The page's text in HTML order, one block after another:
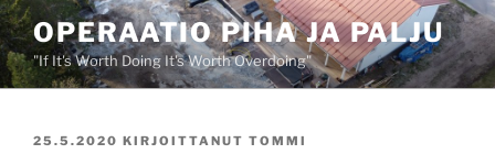
Siirry
sisältöönOPERAATIO PIHA JA PALJU
"If It's Worth Doing It's Worth Overdoing"
JULKAISTU
25.5.2020 KIRJOITTANUT TOMMI